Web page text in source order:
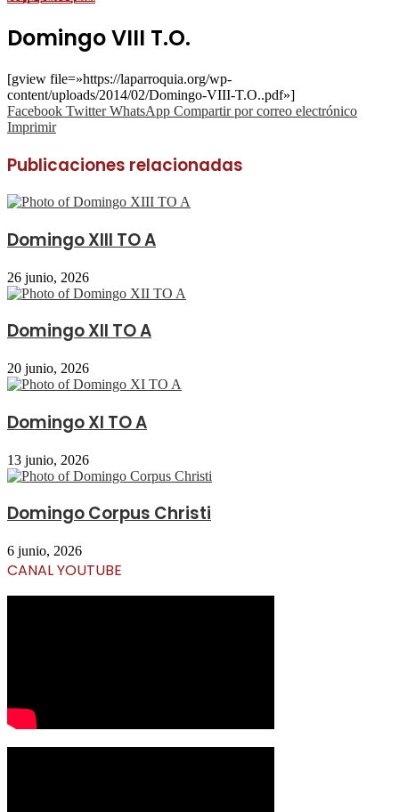
Domingo VIII T.O.
[gview file=»https://laparroquia.org/wp-
content/uploads/2014/02/Domingo-VIII-T.O..pdf»]
Facebook Twitter WhatsApp Compartir por correo electrónico
Imprimir
Publicaciones relacionadas
Domingo XIII TO A
26 junio, 2026
Domingo XII TO A
20 junio, 2026
Domingo XI TO A
13 junio, 2026
Domingo Corpus Christi
6 junio, 2026
CANAL YOUTUBE